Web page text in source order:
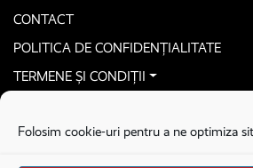
Folosim cookie-uri pentru a ne optimiza
CONTACT
POLITICA DE CONFIDENȚIALITATE
TERMENE ȘI CONDIȚII